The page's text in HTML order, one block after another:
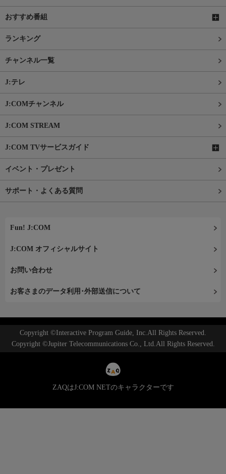
おすすめ番組
ランキング
チャンネル一覧
J:テレ
J:COMチャンネル
J:COM STREAM
J:COM TVサービスガイド
イベント・プレゼント
サポート・よくある質問
Fun! J:COM
J:COM オフィシャルサイト
お問い合わせ
お客さまのデータ利用･外部送信について
Copyright ©Interactive Program Guide, Inc.All Rights Reserved.
Copyright ©Jupiter Telecommunications Co., Ltd.All Rights Reserved.
ZAQはJ:COM NETのキャラクターです